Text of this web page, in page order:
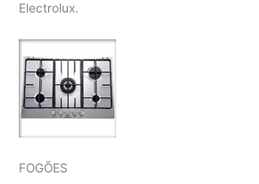
Electrolux.
FOGÕES